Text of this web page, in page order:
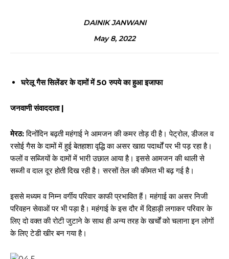
DAINIK JANWANI
May 8, 2022
घरेलू गैस सिलेंडर के दामों में 50 रुपये का हुआ इजाफा
जनवाणी संवाददाता |
मेरठ:दिनोंदिन बढ़ती महंगाई ने आमजन की कमर तोड़ दी है। पेट्रोल, डीजल व
रसोई गैस के दामों में हुई बेतहाशा वृद्धि का असर खाद्य पदार्थों पर भी पड़ रहा है।
फलों व सब्जियों के दामों में भारी उछाल आया है। इससे आमजन की थाली से
सब्जी व दाल दूर होती दिख रही है। सरसों तेल की कीमत भी बढ़ गई है।
इससे मध्यम व निम्न वर्गीय परिवार काफी प्रभावित हैं। महंगाई का असर निजी
परिवहन सेवाओं पर भी पड़ा है। महंगाई के इस दौर में दिहाड़ी लगाकर परिवार के
लिए दो वक्त की रोटी जुटाने के साथ ही अन्य तरह के खर्चों को चलाना इन लोगों
के लिए टेडी खीर बन गया है।